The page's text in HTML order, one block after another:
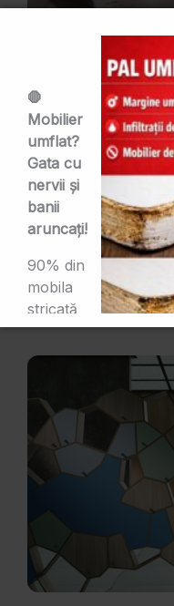
🛑
Mobilier
umflat?
Gata cu
nervii și
banii
aruncați!
90% din
mobila
stricată
în baie și
bucătărie are
La STELCO ai:
✔ Căntuire EVA —
✔ Căntuire 💰 PUR:
30% la PUR în luna
👉 Rezistență
temperatură.